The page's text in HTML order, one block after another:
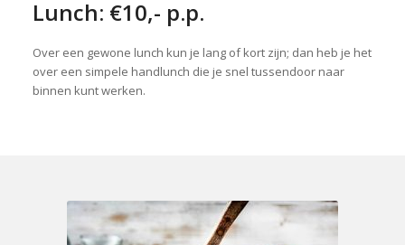
Lunch: €10,- p.p.
Over een gewone lunch kun je lang of kort zijn; dan heb je het
over een simpele handlunch die je snel tussendoor naar
binnen kunt werken.